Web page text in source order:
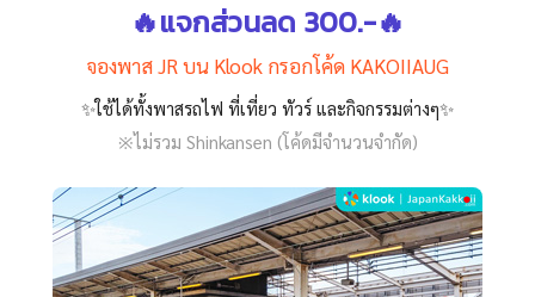
🔥แจกส่วนลด 300.-🔥
จองพาส JR บน Klook กรอกโค้ด KAKOIIAUG
✨ใช้ได้ทั้งพาสรถไฟ ที่เที่ยว ทัวร์ และกิจกรรมต่างๆ✨
※ไม่รวม Shinkansen (โค้ดมีจำนวนจำกัด)